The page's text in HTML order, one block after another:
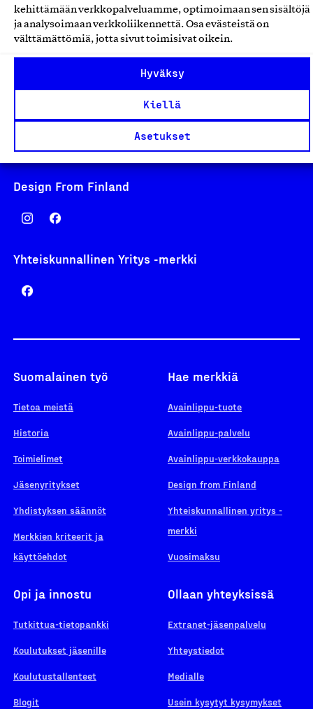
kehittämään verkkopalveluamme, optimoimaan sen sisältöjä
ja analysoimaan verkkoliikennettä. Osa evästeistä on
välttämättömiä, jotta sivut toimisivat oikein.
Hyväksy
Kiellä
Asetukset
asiakaspalvelu@suomalainentyo.fi
laskutus@suomalainentyo.fi
Design From Finland
Yhteiskunnallinen Yritys -merkki
Suomalainen työ
Tietoa meistä
Historia
Toimielimet
Jäsenyritykset
Yhdistyksen säännöt
Merkkien kriteerit ja
käyttöehdot
Hae merkkiä
Avainlippu-tuote
Avainlippu-palvelu
Avainlippu-verkkokauppa
Design from Finland
Yhteiskunnallinen yritys -
merkki
Vuosimaksu
Opi ja innostu
Tutkittua-tietopankki
Koulutukset jäsenille
Koulutustallenteet
Blogit
Ollaan yhteyksissä
Extranet-jäsenpalvelu
Yhteystiedot
Medialle
Usein kysytyt kysymykset